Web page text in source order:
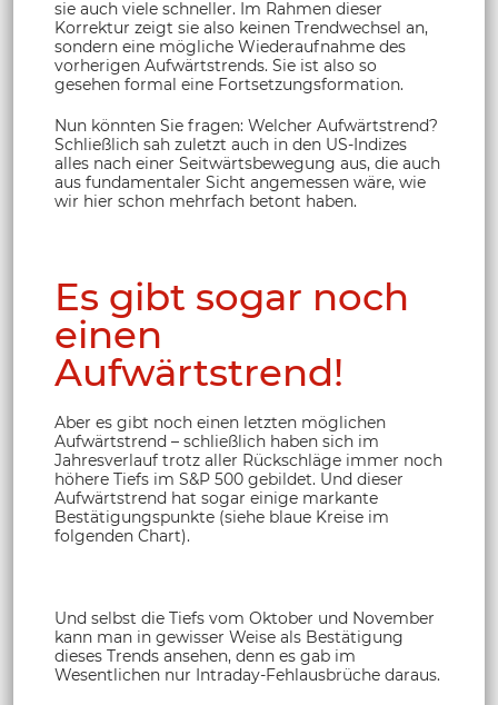
sie auch viele schneller. Im Rahmen dieser
Korrektur zeigt sie also keinen Trendwechsel an,
sondern eine mögliche Wiederaufnahme des
vorherigen Aufwärtstrends. Sie ist also so
gesehen formal eine Fortsetzungsformation.
Nun könnten Sie fragen: Welcher Aufwärtstrend?
Schließlich sah zuletzt auch in den US-Indizes
alles nach einer Seitwärtsbewegung aus, die auch
aus fundamentaler Sicht angemessen wäre, wie
wir hier schon mehrfach betont haben.
Es gibt sogar noch
einen
Aufwärtstrend!
Aber es gibt noch einen letzten möglichen
Aufwärtstrend – schließlich haben sich im
Jahresverlauf trotz aller Rückschläge immer noch
höhere Tiefs im S&P 500 gebildet. Und dieser
Aufwärtstrend hat sogar einige markante
Bestätigungspunkte (siehe blaue Kreise im
folgenden Chart).
Und selbst die Tiefs vom Oktober und November
kann man in gewisser Weise als Bestätigung
dieses Trends ansehen, denn es gab im
Wesentlichen nur Intraday-Fehlausbrüche daraus.